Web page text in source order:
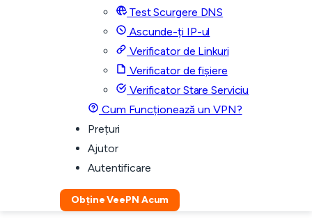
Test Scurgere DNS
Ascunde-ți IP-ul
Verificator de Linkuri
Verificator de fișiere
Verificator Stare Serviciu
Cum Funcționează un VPN?
Prețuri
Ajutor
Autentificare
Obține VeePN Acum